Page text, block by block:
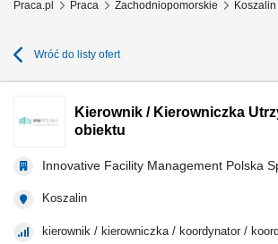
Praca.pl Praca Zachodniopomorskie Koszalin
Wróć do listy ofert
Kierownik / Kierowniczka
obiektu
Innovative Facility Management Polska
Koszalin
kierownik / kierowniczka / koordynator /